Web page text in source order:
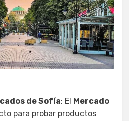
de Sofía: El Mercado
para probar productos